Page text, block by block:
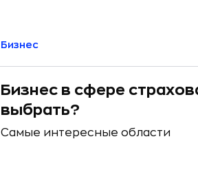
Бизнес
Бизнес в сфере
выбрать?
Самые интересные области